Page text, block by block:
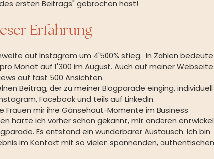
ersten Beitrags" gebrochen hast!
Erfahrung
auf Instagram um 4'500% stieg.  In Zahlen
Monat auf 1'300 im August. Auch auf meiner
auf fast 500 Ansichten.
Beitrag, der zu meiner Blogparade einging, individuell
Facebook und teils auf LinkedIn.
Frauen mir ihre Gänsehaut-Momente im Business
hatte ich vorher schon gekannt, mit anderen
Es entstand ein wunderbarer Austausch. Ich bin
im Kontakt mit so vielen spannenden,